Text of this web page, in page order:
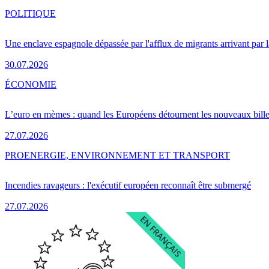
Une enclave espagnole dépassée par l'afflux de migrants arrivant par
30.07.2026
POLITIQUE
L’euro en mèmes : quand les Européens détournent les nouveaux
27.07.2026
ÉCONOMIE
Incendies ravageurs : l'exécutif européen reconnaît être submergé
27.07.2026
PROENERGIE, ENVIRONNEMENT ET TRANSPORT